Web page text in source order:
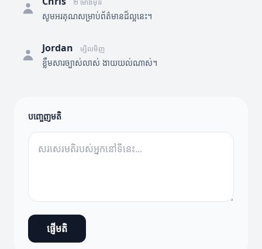
២ ម៉ោងមុន
សូមអរគុណសម្រាប់ព័ត៌មានដ៏ល្អនេះ។
Jordan ម្សិលមិញ
ខ្លឹមសារច្បាស់លាស់ ងាយយល់ណាស់។
បញ្ចេញមតិ
ផ្ញើមតិ